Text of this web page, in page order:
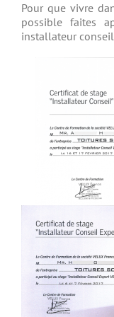
Pour que vivre
possible faites
installateur